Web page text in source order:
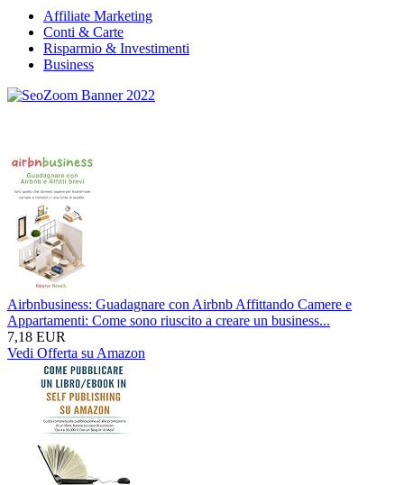
Affiliate Marketing
Conti & Carte
Risparmio & Investimenti
Business
Airbnbusiness: Guadagnare con Airbnb Affittando Camere e
Appartamenti: Come sono riuscito a creare un business...
7,18 EUR
Vedi Offerta su Amazon